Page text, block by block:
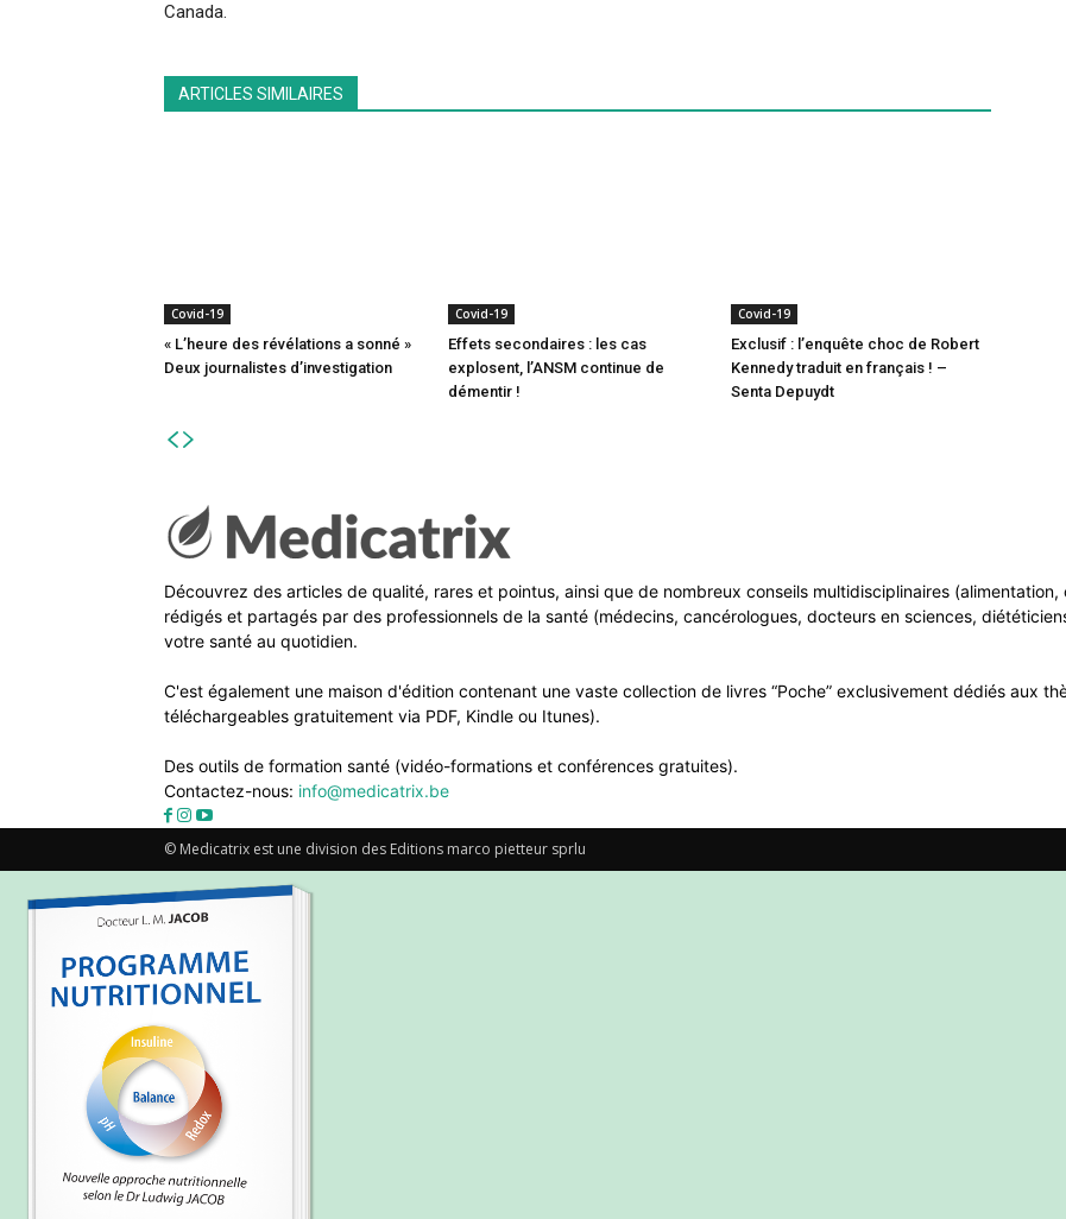
Canada.
ARTICLES SIMILAIRES
Covid-19
« L’heure des révélations a sonné »
Deux journalistes d’investigation
Covid-19
Effets secondaires : les cas
explosent, l’ANSM continue de
démentir !
Covid-19
Exclusif : l’enquête choc de Robert
Kennedy traduit en français ! –
Senta Depuydt
Découvrez des articles de qualité, rares et pointus, ainsi que de nombreux conseils multidisciplinaires
rédigés et partagés par des professionnels de la santé (médecins, cancérologues, docteurs en sciences,
votre santé au quotidien.
C'est également une maison d'édition contenant une vaste collection de livres “Poche” exclusivement dédiés aux
téléchargeables gratuitement via PDF, Kindle ou Itunes).
Des outils de formation santé (vidéo-formations et conférences gratuites).
Contactez-nous: info@medicatrix.be
© Medicatrix est une division des Editions marco pietteur sprlu